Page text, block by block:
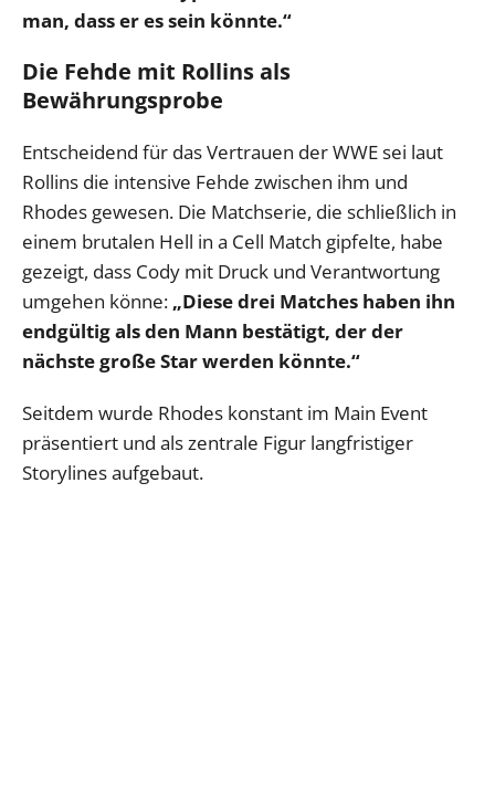
man, dass er es sein könnte.“
Die Fehde mit Rollins als
Bewährungsprobe
Entscheidend für das Vertrauen der WWE sei laut
Rollins die intensive Fehde zwischen ihm und
Rhodes gewesen. Die Matchserie, die schließlich in
einem brutalen Hell in a Cell Match gipfelte, habe
gezeigt, dass Cody mit Druck und Verantwortung
umgehen könne: „Diese drei Matches haben ihn
endgültig als den Mann bestätigt, der der
nächste große Star werden könnte.“
Seitdem wurde Rhodes konstant im Main Event
präsentiert und als zentrale Figur langfristiger
Storylines aufgebaut.